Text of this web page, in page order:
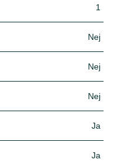
1
Nej
Nej
Nej
Ja
Ja